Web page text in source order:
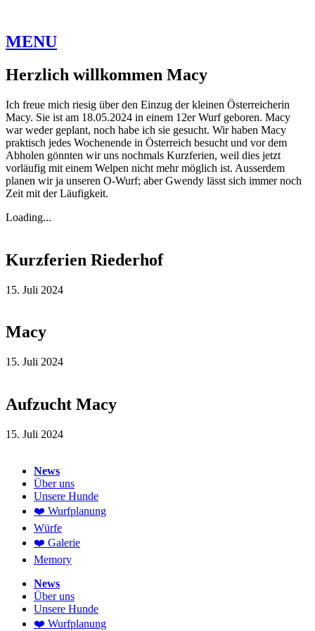
MENU
Herzlich willkommen Macy
Ich freue mich riesig über den Einzug der kleinen Österreicherin
Macy. Sie ist am 18.05.2024 in einem 12er Wurf geboren. Macy
war weder geplant, noch habe ich sie gesucht. Wir haben Macy
praktisch jedes Wochenende in Österreich besucht und vor dem
Abholen gönnten wir uns nochmals Kurzferien, weil dies jetzt
vorläufig mit einem Welpen nicht mehr möglich ist. Ausserdem
planen wir ja unseren O-Wurf; aber Gwendy lässt sich immer noch
Zeit mit der Läufigkeit.
Loading...
Kurzferien Riederhof
15. Juli 2024
Macy
15. Juli 2024
Aufzucht Macy
15. Juli 2024
News
Über uns
Unsere Hunde
❤️ Wurfplanung
Würfe
❤️ Galerie
Memory
News
Über uns
Unsere Hunde
❤️ Wurfplanung